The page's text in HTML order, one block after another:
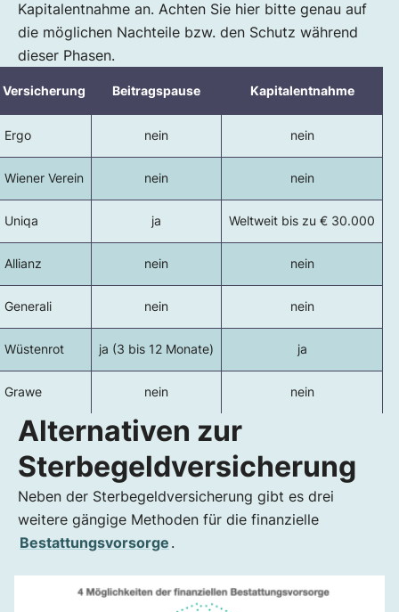
Kapitalentnahme an. Achten Sie hier bitte genau auf
die möglichen Nachteile bzw. den Schutz während
dieser Phasen.
Versicherung Beitragspause Kapitalentnahme
Ergo nein nein
Wiener Verein nein nein
Uniqa ja Weltweit bis zu € 30.000
Allianz nein nein
Generali nein nein
Wüstenrot ja (3 bis 12 Monate) ja
Grawe nein nein
Alternativen zur
Sterbegeldversicherung
Neben der Sterbegeldversicherung gibt es drei
weitere gängige Methoden für die finanzielle
Bestattungsvorsorge .